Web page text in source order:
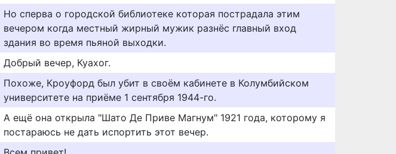
Но сперва о городской библиотеке которая пострадала этим
вечером когда местный жирный мужик разнёс главный вход
здания во время пьяной выходки.
Добрый вечер, Куахог.
Похоже, Кроуфорд был убит в своём кабинете в Колумбийском
университете на приёме 1 сентября 1944-го.
А ещё она открыла "Шато Де Приве Магнум" 1921 года, которому я
постараюсь не дать испортить этот вечер.